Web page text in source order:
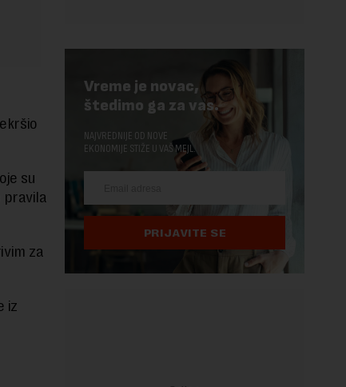
su
pravila
za
iz
Vreme je novac,
štedimo ga za vas.
NAJVREDNIJE OD NOVE
EKONOMIJE STIŽE U VAŠ MEJL.
PRIJAVITE SE